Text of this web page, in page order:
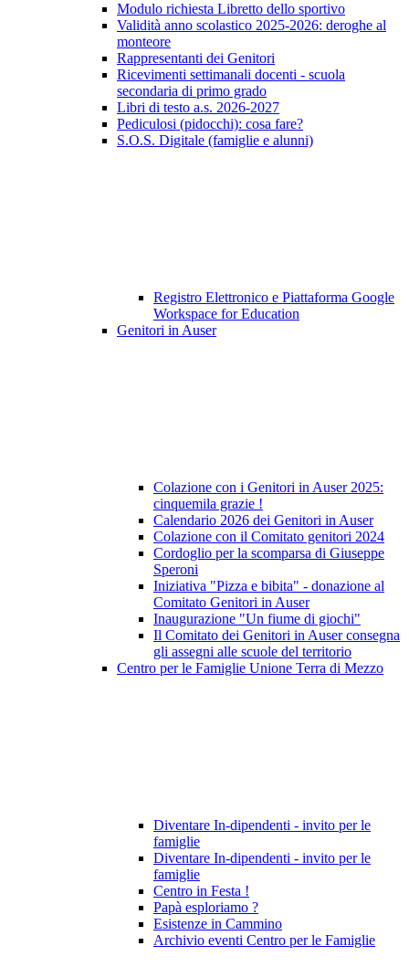
Modulo richiesta Libretto dello sportivo
Validità anno scolastico 2025-2026: deroghe al
monteore
Rappresentanti dei Genitori
Ricevimenti settimanali docenti - scuola
secondaria di primo grado
Libri di testo a.s. 2026-2027
Pediculosi (pidocchi): cosa fare?
S.O.S. Digitale (famiglie e alunni)
Registro Elettronico e Piattaforma Google
Workspace for Education
Genitori in Auser
Colazione con i Genitori in Auser 2025:
cinquemila grazie !
Calendario 2026 dei Genitori in Auser
Colazione con il Comitato genitori 2024
Cordoglio per la scomparsa di Giuseppe
Speroni
Iniziativa "Pizza e bibita" - donazione al
Comitato Genitori in Auser
Inaugurazione "Un fiume di giochi"
Il Comitato dei Genitori in Auser consegna
gli assegni alle scuole del territorio
Centro per le Famiglie Unione Terra di Mezzo
Diventare In-dipendenti - invito per le
famiglie
Diventare In-dipendenti - invito per le
famiglie
Centro in Festa !
Papà esploriamo ?
Esistenze in Cammino
Archivio eventi Centro per le Famiglie